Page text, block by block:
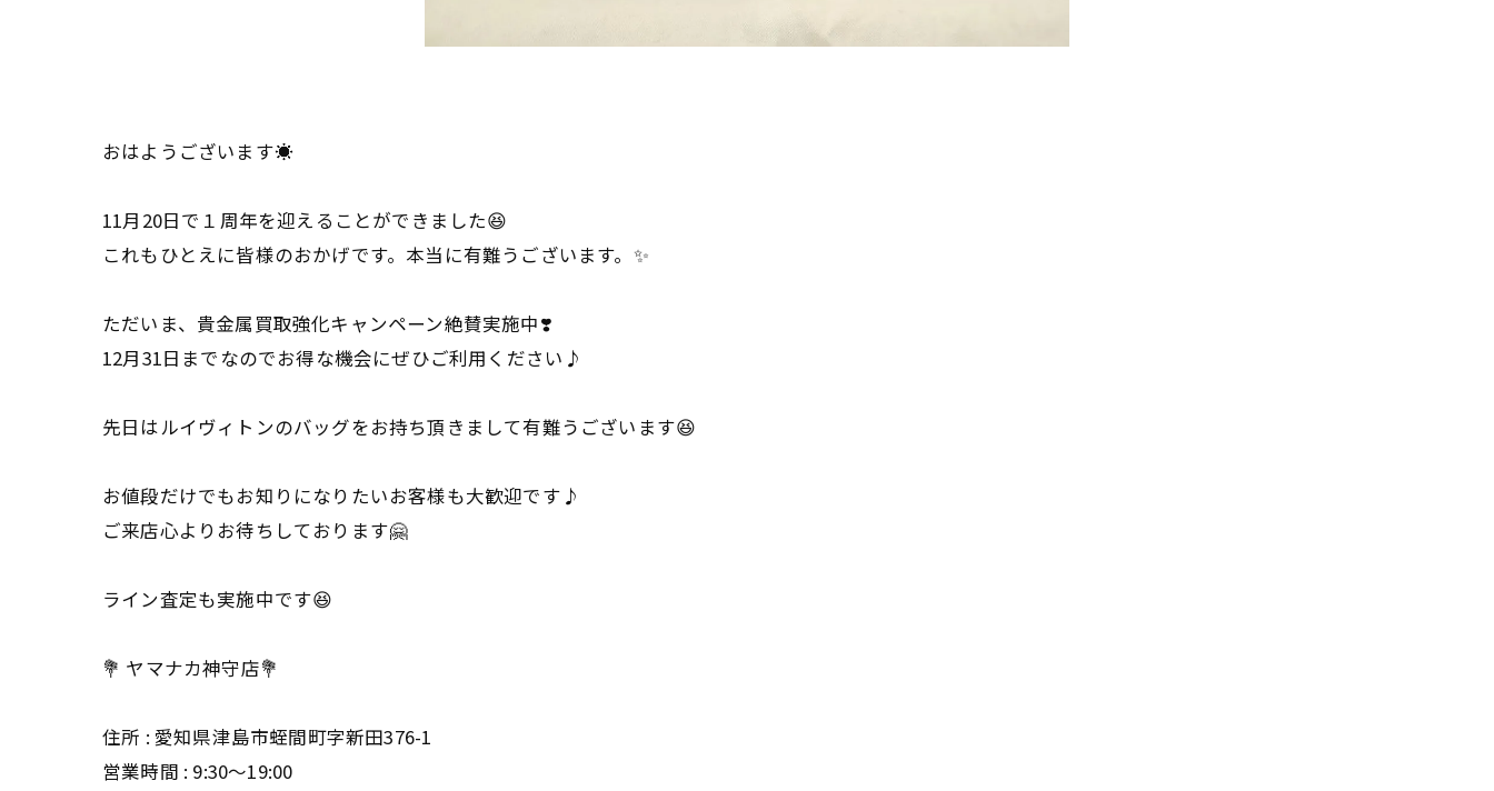
おはようございます☀
11月20日で１周年を迎えることができました😆
これもひとえに皆様のおかげです。本当に有難うございます。✨
ただいま、貴金属買取強化キャンペーン絶賛実施中❣️
12月31日までなのでお得な機会にぜひご利用ください♪
先日はルイヴィトンのバッグをお持ち頂きまして有難うございます😆
お値段だけでもお知りになりたいお客様も大歓迎です♪
ご来店心よりお待ちしております🤗
ライン査定も実施中です😆
💐 ヤマナカ神守店💐
住所 : 愛知県津島市蛭間町字新田376-1
営業時間 : 9:30〜19:00